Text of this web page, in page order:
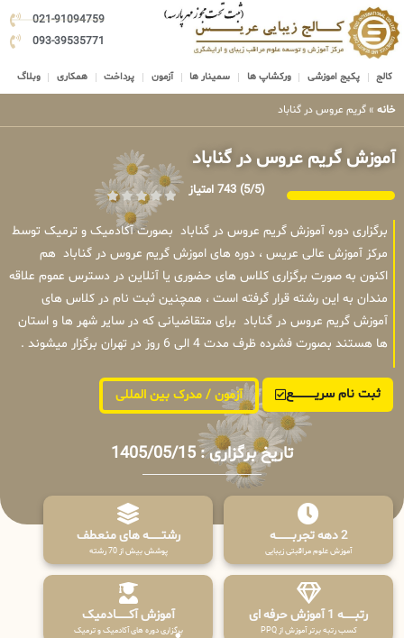
021-91094759
093-39535771
کالج پکیج اموزشی ورکشاپ ها سمینار ها آزمون پرداخت همکاری وبلاگ
خانه » گریم عروس در گناباد
آموزش گریم عروس در گناباد
(5/5) 743 امتیاز
برگزاری دوره آموزش گریم عروس در گناباد بصورت آکادمیک و ترمیک توسط
مرکز آموزش عالی عریس ، دوره های اموزش گریم عروس در گناباد هم
اکنون به صورت برگزاری کلاس های حضوری یا آنلاین در دسترس عموم علاقه
مندان به این رشته قرار گرفته است ، همچنین ثبت نام در کلاس های
آموزش گریم عروس در گناباد برای متقاضیانی که در سایر شهر ها و استان
ها هستند بصورت فشرده ظرف مدت 4 الی 6 روز در تهران برگزار میشوند .
ثبت نام سریــــــــــــع آزمون / مدرک بین المللی
تاریخ برگزاری : 1405/05/15
2 دهه تجربـــــــــه
آموزش علوم مراقبتی زیبایی
رشتـــــــه های منعطف
پوشش بیش از 70 رشته
رتبــــــه 1 آموزش حرفه ای
کسب رتبه برتر آموزش از PPQ
آموزش آکـــــــادمیک
برگزاری دوره های آکادمیک و ترمیک